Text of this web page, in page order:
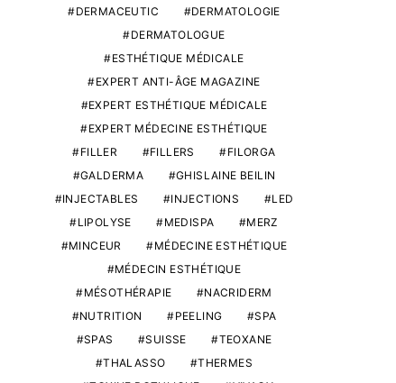
DERMACEUTIC
DERMATOLOGIE
DERMATOLOGUE
ESTHÉTIQUE MÉDICALE
EXPERT ANTI-ÂGE MAGAZINE
EXPERT ESTHÉTIQUE MÉDICALE
EXPERT MÉDECINE ESTHÉTIQUE
FILLER
FILLERS
FILORGA
GALDERMA
GHISLAINE BEILIN
INJECTABLES
INJECTIONS
LED
LIPOLYSE
MEDISPA
MERZ
MINCEUR
MÉDECINE ESTHÉTIQUE
MÉDECIN ESTHÉTIQUE
MÉSOTHÉRAPIE
NACRIDERM
NUTRITION
PEELING
SPA
SPAS
SUISSE
TEOXANE
THALASSO
THERMES